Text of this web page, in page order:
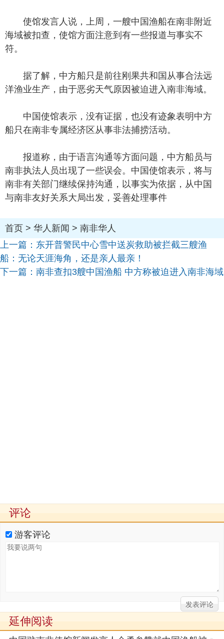
使馆发言人说，上周，一艘中国渔船在南非附近
海域被扣查，使馆方面注意到有一些报道与事实不
符。
据了解，中方船只是前往刚果共和国从事合法远
洋渔业生产，由于恶劣天气原因被迫进入南非海域。
中国使馆表示，没有证据，也没有迹象表明中方
船只在南非专属经济区从事非法捕捞活动。
报道称，由于语言沟通等方面问题，中方船员与
南非执法人员出现了一些误会。中国使馆表示，将与
南非有关部门继续保持沟通，以事实为依据，从中国
与南非友好关系大局出发，妥善处理事件
首页 > 华人新闻 > 南非华人
上一篇： 东开普警民中心雪中送炭救助被拦截三艘渔
船：无论天涯海角，还是亲人最亲！
下一篇： 南非查扣3艘中国渔船 中方称被迫进入南非海域
评论
游客评论
延伸阅读